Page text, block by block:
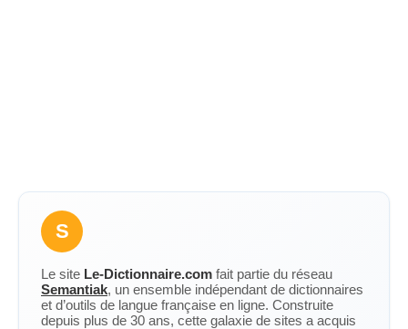
S
Le site Le-Dictionnaire.com fait partie du réseau
Semantiak, un ensemble indépendant de dictionnaires
et d’outils de langue française en ligne. Construite
depuis plus de 30 ans, cette galaxie de sites a acquis